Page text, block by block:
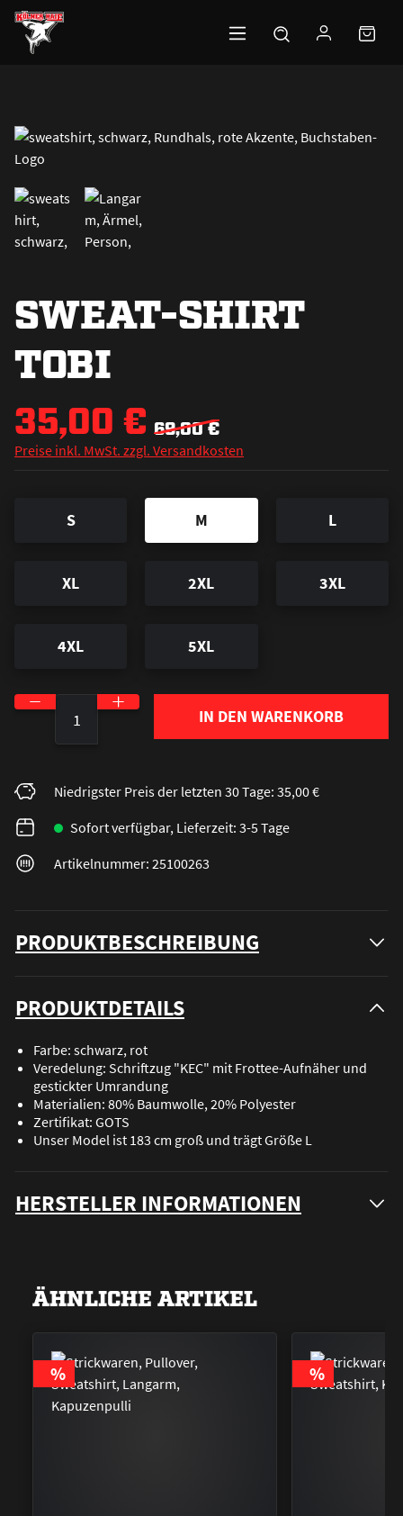
Zum Hauptinhalt springen
SWEAT-SHIRT
TOBI
35,00 € 69,00 €
Preise inkl. MwSt. zzgl. Versandkosten
S M L
XL 2XL 3XL
4XL 5XL
Produkt Anzahl: Gib den gewünschten Wert
IN DEN WARENKORB
Niedrigster Preis der letzten 30 Tage: 35,00 €
Sofort verfügbar, Lieferzeit: 3-5 Tage
Artikelnummer: 25100263
PRODUKTBESCHREIBUNG
PRODUKTDETAILS
Farbe: schwarz, rot
Veredelung: Schriftzug "KEC" mit Frottee-Aufnäher und
gestickter Umrandung
Materialien: 80% Baumwolle, 20% Polyester
Zertifikat: GOTS
Unser Model ist 183 cm groß und trägt Größe L
HERSTELLER INFORMATIONEN
ÄHNLICHE ARTIKEL
RABATT
% RABATT
%